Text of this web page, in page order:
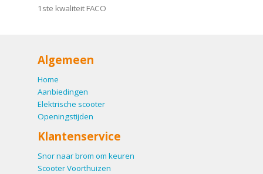
1ste kwaliteit FACO
Algemeen
Home
Aanbiedingen
Elektrische scooter
Openingstijden
Klantenservice
Snor naar brom om keuren
Scooter Voorthuizen